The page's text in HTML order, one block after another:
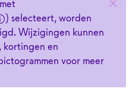
worden andere
) selecteert, worden
Wijzigingen kunnen
kortingen en
voor meer